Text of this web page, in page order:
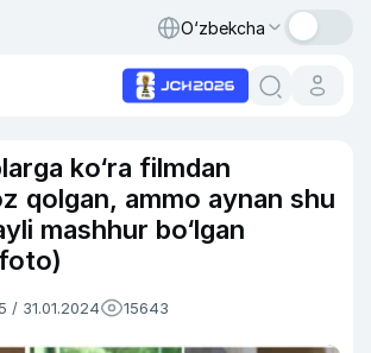
O‘zbekcha
ko‘ra filmdan
qolgan, ammo aynan shu
mashhur bo‘lgan
/ 31.01.2024 15643